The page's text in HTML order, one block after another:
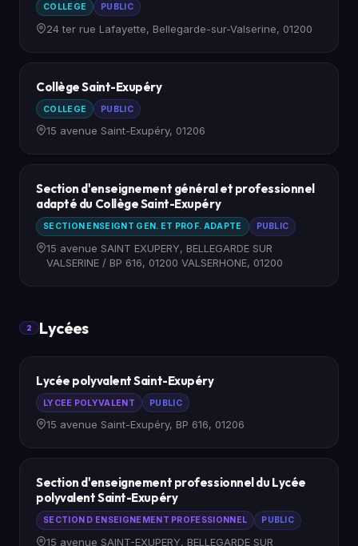
COLLEGE PUBLIC
24 ter rue Lafayette, Bellegarde-sur-Valserine, 01200
Collège Saint-Exupéry
COLLEGE PUBLIC
15 avenue Saint-Exupéry, 01206
Section d'enseignement général et professionnel
adapté du Collège Saint-Exupéry
SECTION ENSEIGNT GEN. ET PROF. ADAPTE PUBLIC
15 avenue SAINT EXUPERY, BELLEGARDE SUR
VALSERINE / BP 616, 01200 VALSERHONE, 01200
2 Lycées
Lycée polyvalent Saint-Exupéry
LYCEE POLYVALENT PUBLIC
15 avenue Saint-Exupéry, BP 616, 01206
Section d'enseignement professionnel du Lycée
polyvalent Saint-Exupéry
SECTION D ENSEIGNEMENT PROFESSIONNEL PUBLIC
15 avenue SAINT-EXUPERY, BELLEGARDE SUR